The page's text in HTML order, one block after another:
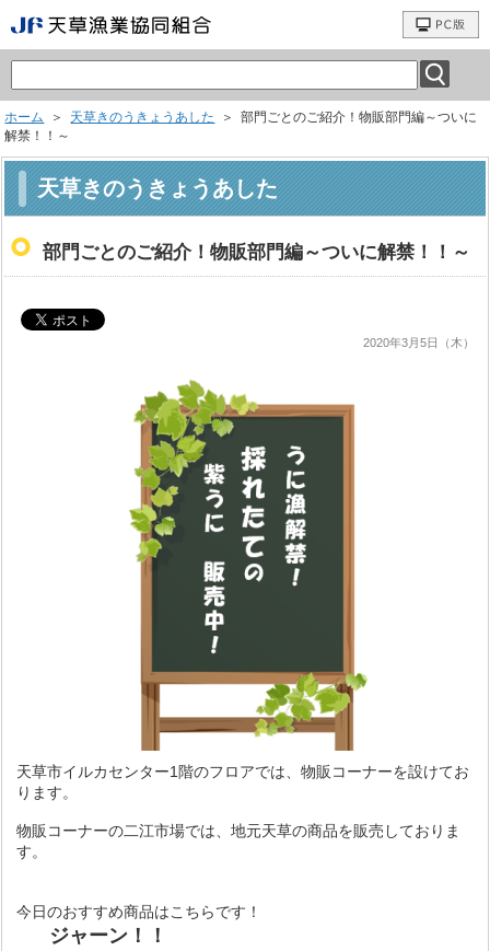
ホーム ＞ 天草きのうきょうあした
＞ 部門ごとのご紹介！物販部門編～ついに
解禁！！～
天草きのうきょうあした
部門ごとのご紹介！物販部門編～ついに解禁！！～
2020年3月5日（木）
天草市イルカセンター1階のフロアでは、物販コーナーを設けてお
ります。
物販コーナーの二江市場では、地元天草の商品を販売しておりま
す。
今日のおすすめ商品はこちらです！
ジャーン！！